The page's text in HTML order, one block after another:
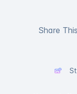
Share